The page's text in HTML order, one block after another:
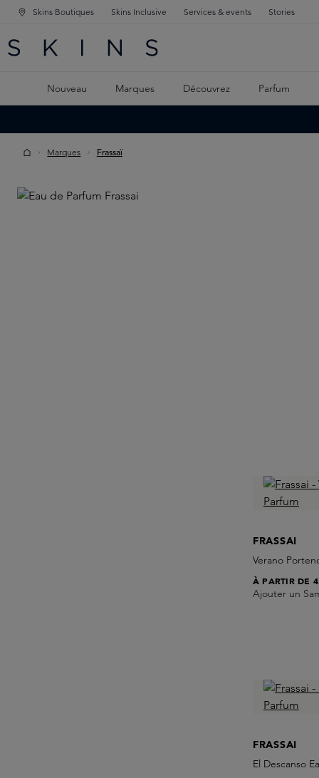
PRINCIPALE
CONTENU PRINCIPAL
Skins Boutiques Skins Inclusive Services & events Stories
Nouveau Marques Découvrez Parfum
Marques Frassaï
FRASSAI
Verano
Ajouter un
À PARTIR DE
FRASSAI
El Descanso